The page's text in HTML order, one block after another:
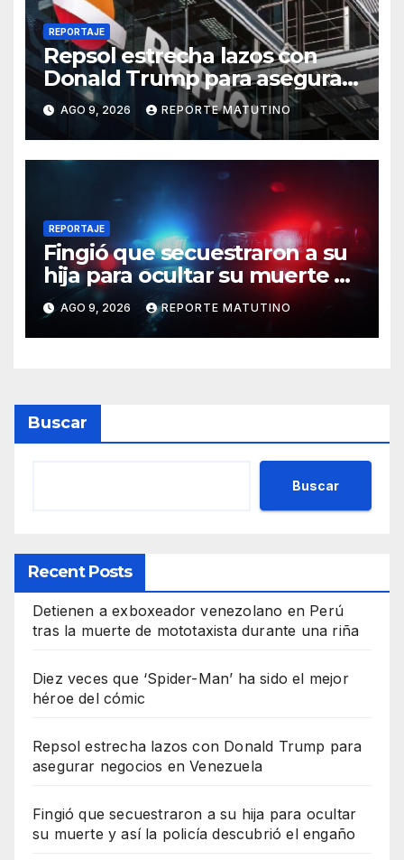
REPORTAJE
Repsol estrecha lazos con
Donald Trump para asegurar
negocios en Venezuela
AGO 9, 2026 REPORTE MATUTINO
REPORTAJE
Fingió que secuestraron a su
hija para ocultar su muerte y
así la policía descubrió el
engaño
AGO 9, 2026 REPORTE MATUTINO
Buscar
Buscar
Recent Posts
Detienen a exboxeador venezolano en Perú
tras la muerte de mototaxista durante una riña
Diez veces que ‘Spider-Man’ ha sido el mejor
héroe del cómic
Repsol estrecha lazos con Donald Trump para
asegurar negocios en Venezuela
Fingió que secuestraron a su hija para ocultar
su muerte y así la policía descubrió el engaño